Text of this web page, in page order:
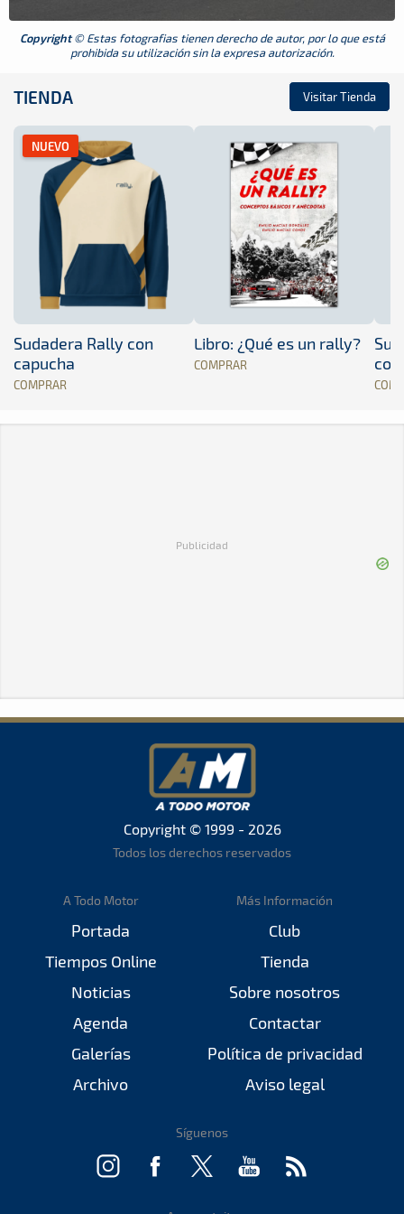
Copyright© Estas fotografias tienen derecho de autor, por lo que está
prohibida su utilización sin la expresa autorización.
TIENDA Visitar Tienda
NUEVO
Sudadera Rally con
capucha
COMPRAR
Libro: ¿Qué es un rally?
COMPRAR
Publicidad
Copyright © 1999 - 2026
Todos los derechos reservados
A Todo Motor
Portada
Tiempos Online
Noticias
Agenda
Galerías
Archivo
Más Información
Club
Tienda
Sobre nosotros
Contactar
Política de privacidad
Aviso legal
Síguenos